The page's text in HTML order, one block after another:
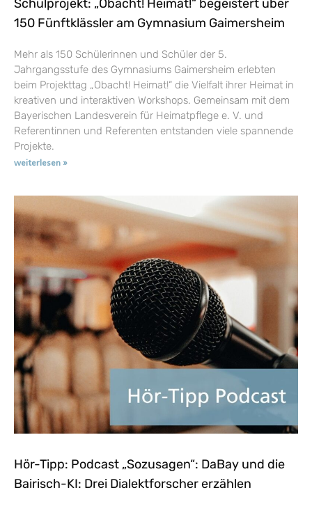
Schulprojekt: „Obacht! Heimat!“ begeistert über
150 Fünftklässler am Gymnasium Gaimersheim
Mehr als 150 Schülerinnen und Schüler der 5.
Jahrgangsstufe des Gymnasiums Gaimersheim erlebten
beim Projekttag „Obacht! Heimat!“ die Vielfalt ihrer Heimat in
kreativen und interaktiven Workshops. Gemeinsam mit dem
Bayerischen Landesverein für Heimatpflege e. V. und
Referentinnen und Referenten entstanden viele spannende
Projekte.
weiterlesen »
Hör-Tipp: Podcast „Sozusagen“: DaBay und die
Bairisch-KI: Drei Dialektforscher erzählen